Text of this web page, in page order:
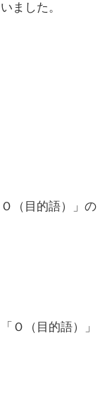
ました。
（目的語）」の
Ｏ（目的語）」